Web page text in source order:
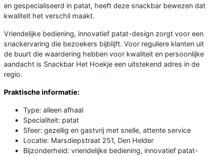
en gespecialiseerd in patat, heeft deze snackbar bewezen dat
kwaliteit het verschil maakt.
Vriendelijke bediening, innovatief patat-design zorgt voor een
snackervaring die bezoekers bijblijft. Voor reguliere klanten uit
de buurt die waardering hebben voor kwaliteit en persoonlijke
aandacht is Snackbar Het Hoekje een uitstekend adres in de
regio.
Praktische informatie:
Type: alleen afhaal
Specialiteit: patat
Sfeer: gezellig en gastvrij met snelle, attente service
Locatie: Marsdiepstraat 251, Den Helder
Bijzonderheid: vriendelijke bediening, innovatief patat-